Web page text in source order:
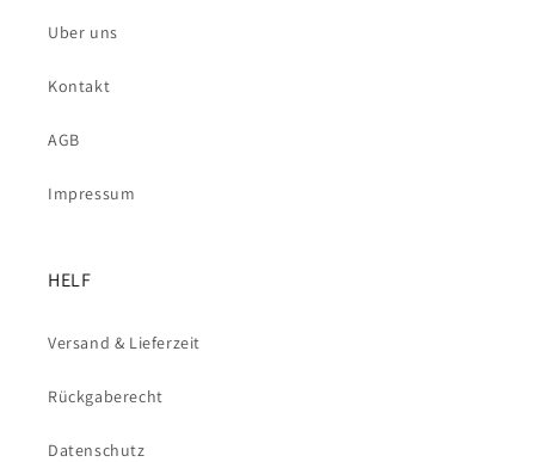
Uber uns
Kontakt
AGB
Impressum
HELF
Versand & Lieferzeit
Rückgaberecht
Datenschutz